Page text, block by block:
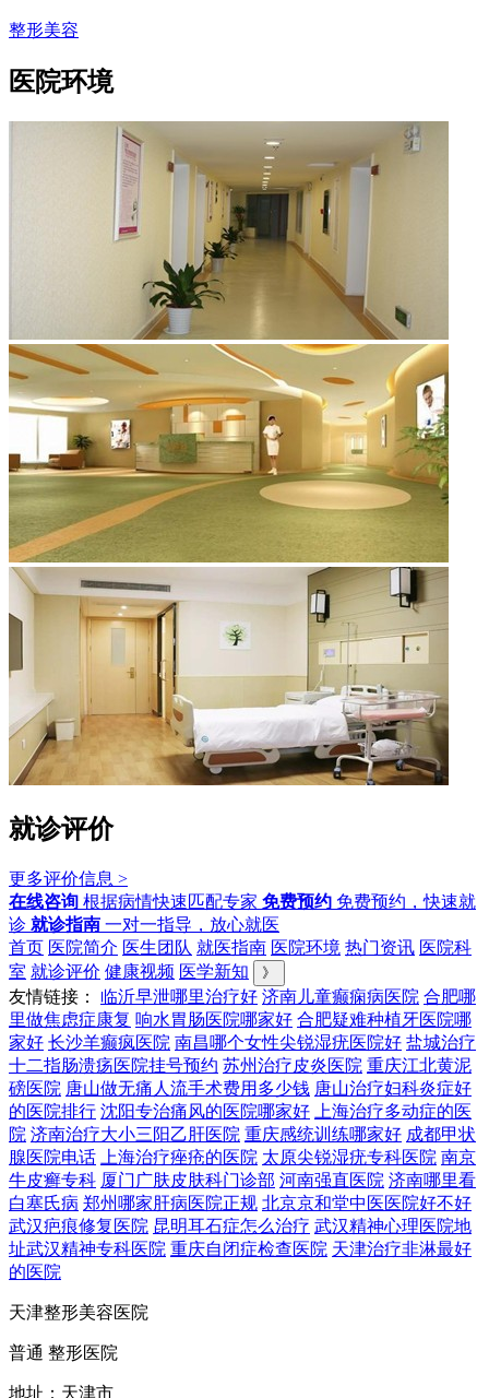
整形美容
医院环境
就诊评价
更多评价信息 >
在线咨询 根据病情快速匹配专家 免费预约 免费预约，快速就
诊 就诊指南 一对一指导，放心就医
首页 医院简介 医生团队 就医指南 医院环境 热门资讯 医院科
室 就诊评价 健康视频 医学新知 》
友情链接： 临沂早泄哪里治疗好 济南儿童癫痫病医院 合肥哪
里做焦虑症康复 响水胃肠医院哪家好 合肥疑难种植牙医院哪
家好 长沙羊癫疯医院 南昌哪个女性尖锐湿疣医院好 盐城治疗
十二指肠溃疡医院挂号预约 苏州治疗皮炎医院 重庆江北黄泥
磅医院 唐山做无痛人流手术费用多少钱 唐山治疗妇科炎症好
的医院排行 沈阳专治痛风的医院哪家好
上海治疗多动症的医
院 济南治疗大小三阳乙肝医院 重庆感统训练哪家好 成都甲状
腺医院电话
上海治疗痤疮的医院 太原尖锐湿疣专科医院 南京
牛皮癣专科 厦门广肤皮肤科门诊部 河南强直医院 济南哪里看
白塞氏病 郑州哪家肝病医院正规 北京京和堂中医医院好不好
武汉疤痕修复医院 昆明耳石症怎么治疗 武汉精神心理医院地
址武汉精神专科医院 重庆自闭症检查医院 天津治疗非淋最好
的医院
天津整形美容医院
普通 整形医院
地址：天津市